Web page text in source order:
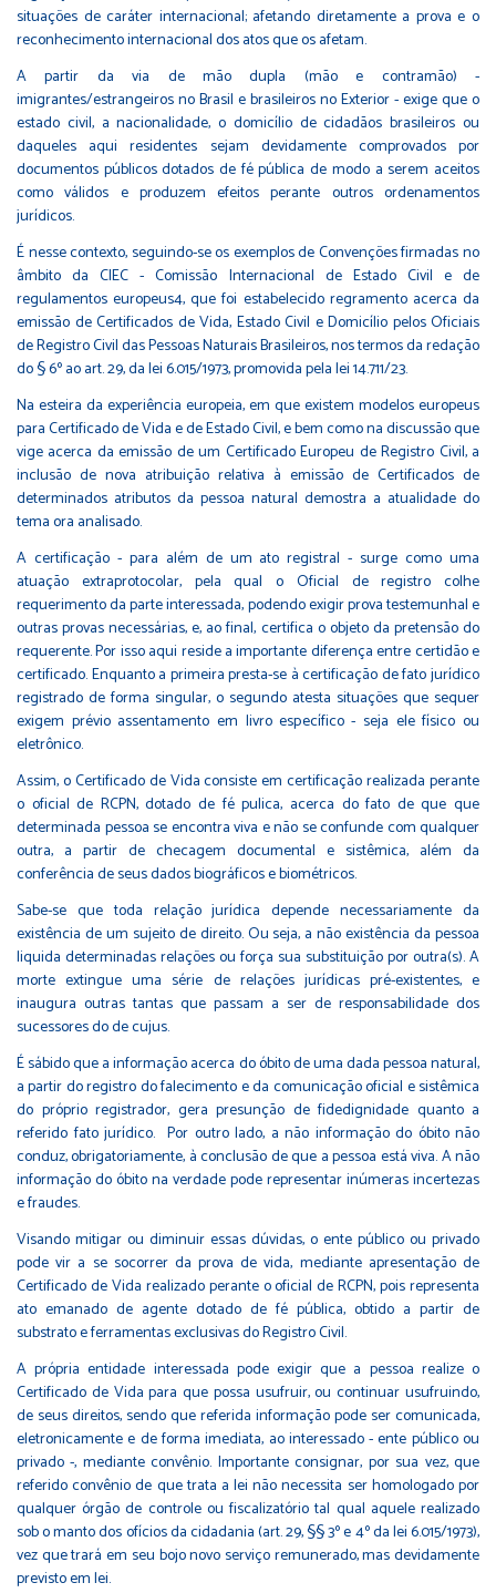
situações de caráter internacional; afetando diretamente a prova e o
reconhecimento internacional dos atos que os afetam.
A partir da via de mão dupla (mão e contramão) -
imigrantes/estrangeiros no Brasil e brasileiros no Exterior - exige que o
estado civil, a nacionalidade, o domicílio de cidadãos brasileiros ou
daqueles aqui residentes sejam devidamente comprovados por
documentos públicos dotados de fé pública de modo a serem aceitos
como válidos e produzem efeitos perante outros ordenamentos
jurídicos.
É nesse contexto, seguindo-se os exemplos de Convenções firmadas no
âmbito da CIEC - Comissão Internacional de Estado Civil e de
regulamentos europeus4, que foi estabelecido regramento acerca da
emissão de Certificados de Vida, Estado Civil e Domicílio pelos Oficiais
de Registro Civil das Pessoas Naturais Brasileiros, nos termos da redação
do § 6º ao art. 29, da lei 6.015/1973, promovida pela lei 14.711/23.
Na esteira da experiência europeia, em que existem modelos europeus
para Certificado de Vida e de Estado Civil, e bem como na discussão que
vige acerca da emissão de um Certificado Europeu de Registro Civil, a
inclusão de nova atribuição relativa à emissão de Certificados de
determinados atributos da pessoa natural demostra a atualidade do
tema ora analisado.
A certificação - para além de um ato registral - surge como uma
atuação extraprotocolar, pela qual o Oficial de registro colhe
requerimento da parte interessada, podendo exigir prova testemunhal e
outras provas necessárias, e, ao final, certifica o objeto da pretensão do
requerente. Por isso aqui reside a importante diferença entre certidão e
certificado. Enquanto a primeira presta-se à certificação de fato jurídico
registrado de forma singular, o segundo atesta situações que sequer
exigem prévio assentamento em livro específico - seja ele físico ou
eletrônico.
Assim, o Certificado de Vida consiste em certificação realizada perante
o oficial de RCPN, dotado de fé pulica, acerca do fato de que que
determinada pessoa se encontra viva e não se confunde com qualquer
outra, a partir de checagem documental e sistêmica, além da
conferência de seus dados biográficos e biométricos.
Sabe-se que toda relação jurídica depende necessariamente da
existência de um sujeito de direito. Ou seja, a não existência da pessoa
liquida determinadas relações ou força sua substituição por outra(s). A
morte extingue uma série de relações jurídicas pré-existentes, e
inaugura outras tantas que passam a ser de responsabilidade dos
sucessores do de cujus.
É sábido que a informação acerca do óbito de uma dada pessoa natural,
a partir do registro do falecimento e da comunicação oficial e sistêmica
do próprio registrador, gera presunção de fidedignidade quanto a
referido fato jurídico. Por outro lado, a não informação do óbito não
conduz, obrigatoriamente, à conclusão de que a pessoa está viva. A não
informação do óbito na verdade pode representar inúmeras incertezas
e fraudes.
Visando mitigar ou diminuir essas dúvidas, o ente público ou privado
pode vir a se socorrer da prova de vida, mediante apresentação de
Certificado de Vida realizado perante o oficial de RCPN, pois representa
ato emanado de agente dotado de fé pública, obtido a partir de
substrato e ferramentas exclusivas do Registro Civil.
A própria entidade interessada pode exigir que a pessoa realize o
Certificado de Vida para que possa usufruir, ou continuar usufruindo,
de seus direitos, sendo que referida informação pode ser comunicada,
eletronicamente e de forma imediata, ao interessado - ente público ou
privado -, mediante convênio. Importante consignar, por sua vez, que
referido convênio de que trata a lei não necessita ser homologado por
qualquer órgão de controle ou fiscalizatório tal qual aquele realizado
sob o manto dos ofícios da cidadania (art. 29, §§ 3º e 4º da lei 6.015/1973),
vez que trará em seu bojo novo serviço remunerado, mas devidamente
previsto em lei.